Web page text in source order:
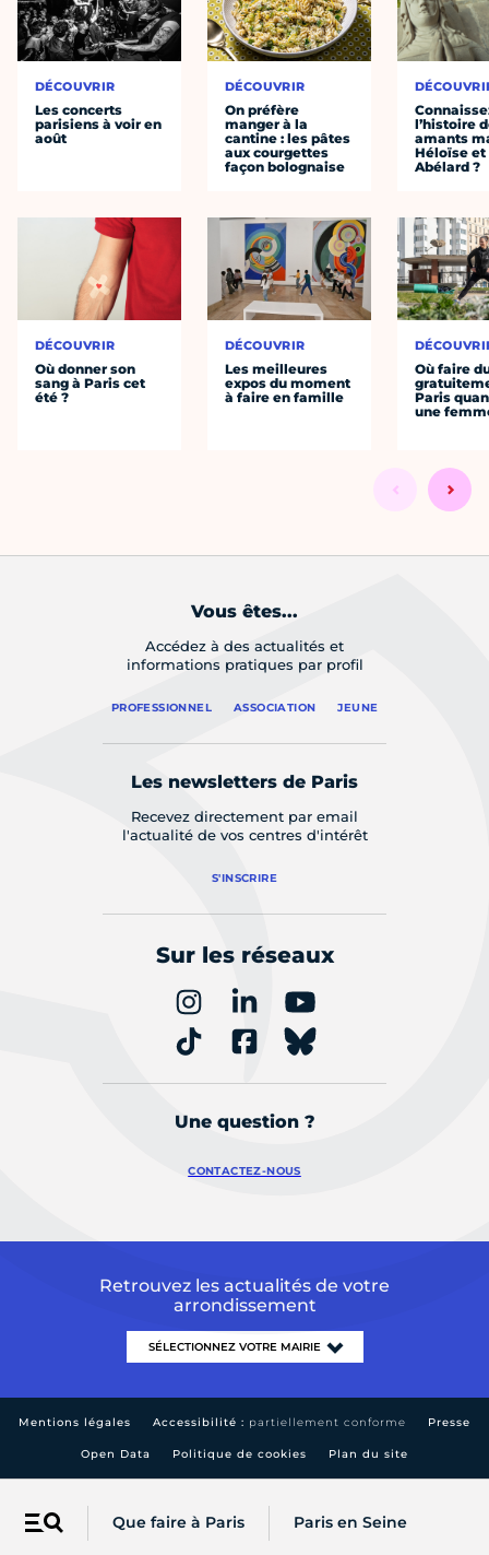
Menu Que faire à Paris Paris en Seine
DÉCOUVRIR
Les concerts
parisiens à voir en
août
DÉCOUVRIR
Où donner son
sang à Paris cet
été ?
DÉCOUVRIR
On préfère
manger à la
cantine : les pâtes
aux courgettes
façon bolognaise
DÉCOUVRIR
Les meilleures
expos du moment
à faire en famille
l’histoire
amants
Héloïse et
Abélard ?
Où faire
Paris
une
Vous êtes...
Accédez à des actualités et
informations pratiques par profil
PROFESSIONNEL ASSOCIATION JEUNE
Les newsletters de Paris
Recevez directement par email
l'actualité de vos centres d'intérêt
S'INSCRIRE
Sur les réseaux
Une question ?
CONTACTEZ-NOUS
Retrouvez les actualités de votre
arrondissement
Mentions légales Accessibilité : partiellement conforme Presse
Open Data Politique de cookies Plan du site